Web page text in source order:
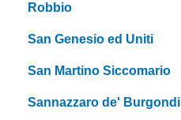
Robbio
San Genesio ed Uniti
San Martino Siccomario
Sannazzaro de' Burgondi